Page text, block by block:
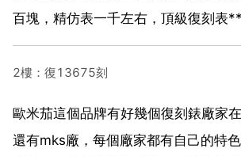
百塊，精仿表一千左右，頂級復刻表**
2樓：復13675刻
歐米茄這個品牌有好幾個復刻錶廠家
還有mks廠，每個廠家都有自己的特